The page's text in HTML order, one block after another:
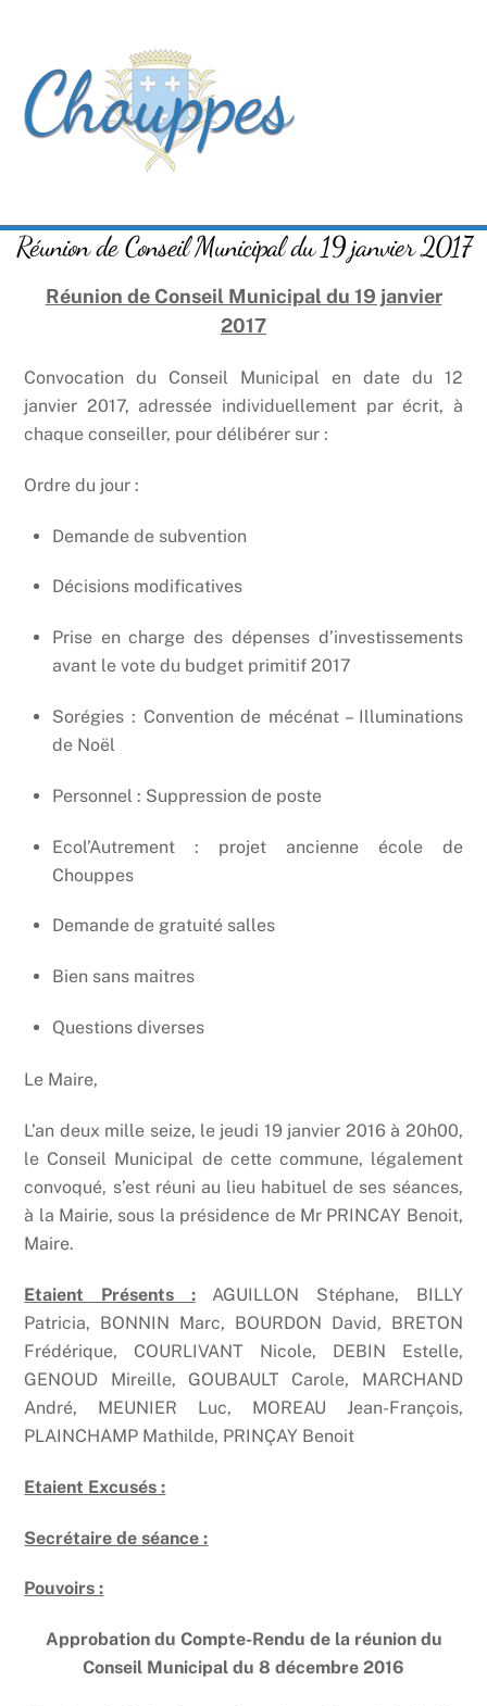
content
Réunion de Conseil Municipal du 19 janvier 2017
Réunion de Conseil Municipal du 19 janvier
2017
Convocation du Conseil Municipal en date du 12
janvier 2017, adressée individuellement par écrit, à
chaque conseiller, pour délibérer sur :
Ordre du jour :
Demande de subvention
Décisions modificatives
Prise en charge des dépenses d’investissements
avant le vote du budget primitif 2017
Sorégies : Convention de mécénat – Illuminations
de Noël
Personnel : Suppression de poste
Ecol’Autrement : projet ancienne école de
Chouppes
Demande de gratuité salles
Bien sans maitres
Questions diverses
Le Maire,
L’an deux mille seize, le jeudi 19 janvier 2016 à 20h00,
le Conseil Municipal de cette commune, légalement
convoqué, s’est réuni au lieu habituel de ses séances,
à la Mairie, sous la présidence de Mr PRINCAY Benoit,
Maire.
Etaient Présents :AGUILLON Stéphane, BILLY
Patricia, BONNIN Marc, BOURDON David, BRETON
Frédérique, COURLIVANT Nicole, DEBIN Estelle,
GENOUD Mireille, GOUBAULT Carole, MARCHAND
André, MEUNIER Luc, MOREAU Jean-François,
PLAINCHAMP Mathilde, PRINÇAY Benoit
Etaient Excusés :
Secrétaire de séance :
Pouvoirs :
Approbation du Compte-Rendu de la réunion du
Conseil Municipal du 8 décembre 2016